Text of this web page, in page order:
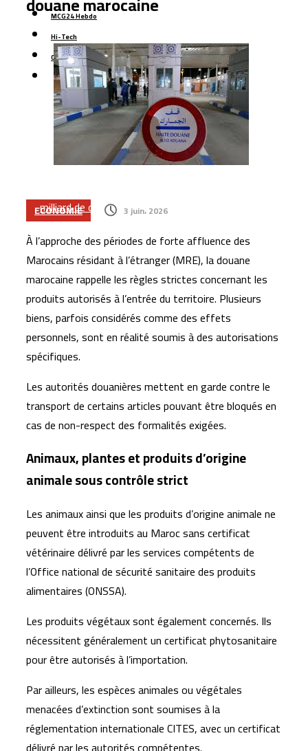
mondial de résidence 2026
Un rapport espagnol met en lumière les capacités des
satellites marocains près du détroit de Gibraltar
CNSS lance une réforme stratégique de son système
de gestion interne pour 1,2 million de dirhams
Le Maroc figure parmi les dix premières destinations
mondiales pour les investissements privés soutenus
par le financement du développement
milliard de dirhams, largement souscrite
MCG24 Hebdo
Hi-Tech
Contact
Plus
Activités royales
ECONOMIE 3 juin، 2026
À l’approche des périodes de forte affluence des
Marocains résidant à l’étranger (MRE), la douane
marocaine rappelle les règles strictes concernant les
produits autorisés à l’entrée du territoire. Plusieurs
biens, parfois considérés comme des effets
personnels, sont en réalité soumis à des autorisations
spécifiques.
Les autorités douanières mettent en garde contre le
transport de certains articles pouvant être bloqués en
cas de non-respect des formalités exigées.
Animaux, plantes et produits d’origine
animale sous contrôle strict
Les animaux ainsi que les produits d’origine animale ne
peuvent être introduits au Maroc sans certificat
vétérinaire délivré par les services compétents de
l’Office national de sécurité sanitaire des produits
alimentaires (ONSSA).
Les produits végétaux sont également concernés. Ils
nécessitent généralement un certificat phytosanitaire
pour être autorisés à l’importation.
Par ailleurs, les espèces animales ou végétales
menacées d’extinction sont soumises à la
réglementation internationale CITES, avec un certificat